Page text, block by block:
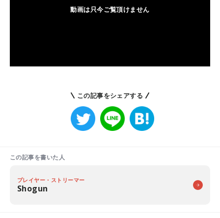
この記事をシェアする
この記事を書いた人
プレイヤー・ストリーマー
Shogun